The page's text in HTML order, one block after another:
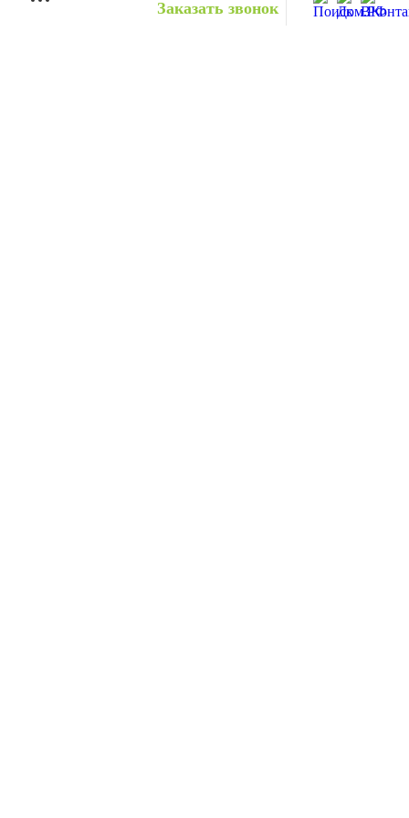
Заказать звонок